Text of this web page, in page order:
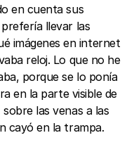
en cuenta sus
llevar las
imágenes en internet
reloj. Lo que no he
porque se lo ponía
en la parte visible de
las venas a las
cayó en la trampa.